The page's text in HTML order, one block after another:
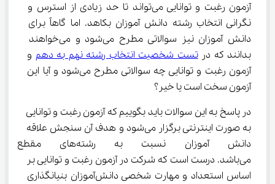
آزمون رغبت و توانایی می‌تواند تا حد زیادی از استرس و
نگرانی انتخاب رشته دانش آموزان بکاهد. اما گاهاً برای
دانش آموزان نیز سوالاتی مطرح می‌شود و می‌خواهند
بدانند که در تست شخصیت انتخاب رشته نهم به دهم و
آزمون رغبت و توانایی چه سوالاتی مطرح می‌شود و آیا این
آزمون سخت است یا خیر؟
در پاسخ به این سوالات باید بگوییم که آزمون رغبت و توانایی
به صورت اینترنتی برگزار می‌شود و هدف آن سنجش علاقه
دانش آموزان نسبت به
می‌باشد. درست است که شرکت در آزمون رغبت و توانایی بر
اساس استعداد و مهارت شخصی دانش‌آموزان بنیانگذاری